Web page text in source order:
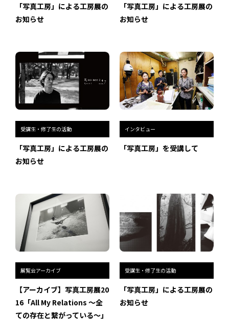
過去のイベント・オープン講座・展覧会
過去のオープン講座
過去の展覧会
配信中のオンライン講座
全ての記事ページ
「写真工房」による工房展の
お知らせ
「写真工房」による工房展の
お知らせ
受講生・修了生の活動
「写真工房」による工房展の
お知らせ
インタビュー
「写真工房」を受講して
展覧会アーカイブ
【アーカイブ】写真工房展20
16「All My Relations ～全
ての存在と繋がっている～」
受講生・修了生の活動
「写真工房」による工房展の
お知らせ